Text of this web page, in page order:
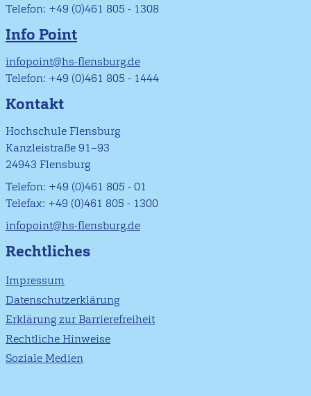
Telefon: +49 (0)461 805 - 1308
Info Point
infopoint@hs-flensburg.de
Telefon: +49 (0)461 805 - 1444
Kontakt
Hochschule Flensburg
Kanzleistraße 91–93
24943 Flensburg
Telefon: +49 (0)461 805 - 01
Telefax: +49 (0)461 805 - 1300
infopoint@hs-flensburg.de
Rechtliches
Impressum
Datenschutzerklärung
Erklärung zur Barrierefreiheit
Rechtliche Hinweise
Soziale Medien